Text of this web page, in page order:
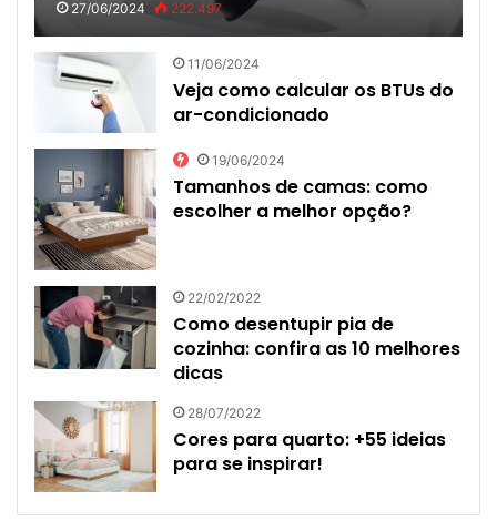
27/06/2024 222.497
11/06/2024
Veja como calcular os BTUs do
ar-condicionado
19/06/2024
Tamanhos de camas: como
escolher a melhor opção?
22/02/2022
Como desentupir pia de
cozinha: confira as 10 melhores
dicas
28/07/2022
Cores para quarto: +55 ideias
para se inspirar!